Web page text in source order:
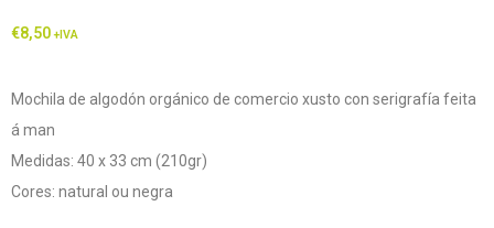
€8,50 +IVA
Mochila de algodón orgánico de comercio xusto con serigrafía feita
á man
Medidas: 40 x 33 cm (210gr)
Cores: natural ou negra